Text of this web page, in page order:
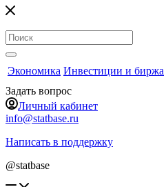
Экономика Инвестиции и биржа
Задать вопрос
Личный кабинет
info@statbase.ru
Написать в поддержку
@statbase